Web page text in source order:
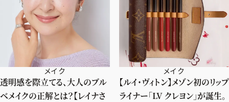
メイク
透明感を際立てる、大人のブル
ベメイクの正解とは？【レイナさ
メイク
【ルイ・ヴィトン】メゾン初のリップ
ライナー「LV クレヨン」が誕生。